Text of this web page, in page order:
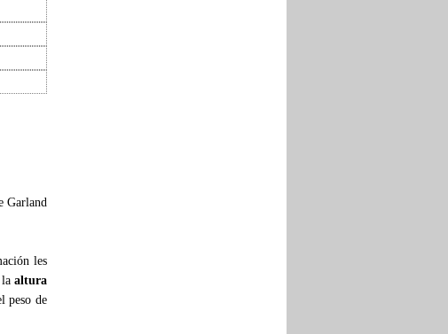
Garland
les
laaltura
peso de